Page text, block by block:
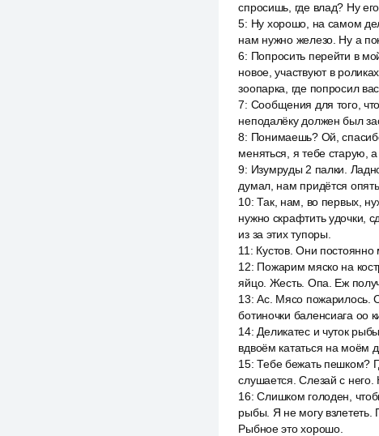
спросишь, где влад? Ну его.
5: Ну хорошо, на самом
нам нужно железо. Ну а
6: Попросить перейти в
новое, участвуют в
зоопарка, где попросил
7: Сообщения для того,
неподалёку должен был
8: Понимаешь? Ой,
меняться, я тебе старую,
9: Изумруды 2 палки.
думал, нам придётся
10:Так, нам, во первых,
нужно скрафтить удочки,
из за этих тупоры.
11 : Кустов. Они постоянно
12: Пожарим мяско на
яйцо. Жесть. Опа. Еж
13:Ас. Мясо пожарилось.
ботиночки баленсиага оо
14: Деликатес и чуток
вдвоём кататься на моём
15:Тебе бежать пешком?
слушается. Слезай с него.
16:Слишком голоден,
рыбы. Я не могу
Рыбное это хорошо.